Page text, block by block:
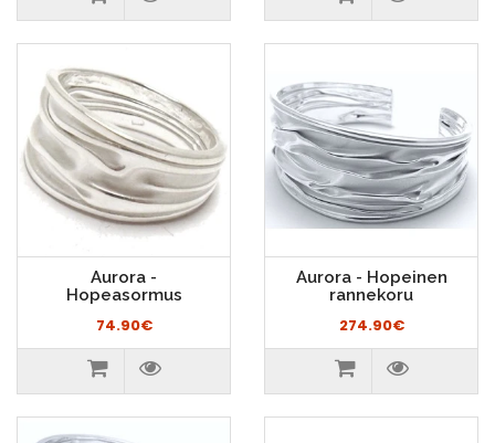
Aurora -
Hopeasormus
74.90€
Aurora - Hopeinen
rannekoru
274.90€